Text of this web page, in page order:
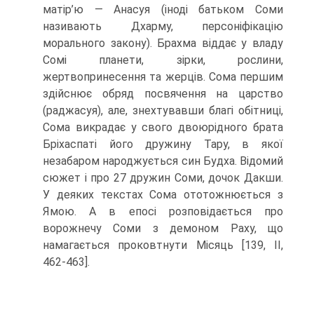
матір’ю — Анасуя (іноді батьком Соми
називають Дхарму, пер­соніфікацію
морального закону). Брахма віддає у владу
Сомі планети, зірки, рос­лини,
жертвопринесення та жерців. Сома першим
здійснює обряд посвячення на царство
(раджасуя), але, знехтувавши благі обітниці,
Сома викрадає у свого дво­юрідного брата
Бріхаспаті його дружину Тару, в якої
незабаром народжується син Будха. Відомий
сюжет і про 27 дружин Соми, дочок Дакши.
У деяких текстах Сома ототожнюється з
Ямою. А в епосі розповідається про
ворожнечу Соми з демоном Раху, що
намагається проковтнути Місяць [139, II,
462-463].